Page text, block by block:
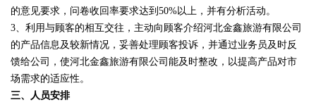
的意见要求，问卷收回率要求达到50%以上，并有分析活动。
3、利用与顾客的相互交往，主动向顾客介绍河北金鑫旅游有限公司
的产品信息及较新情况，妥善处理顾客投诉，并通过业务员及时反
馈给公司，使河北金鑫旅游有限公司能及时整改，以提高产品对市
场需求的适应性。
三、人员安排